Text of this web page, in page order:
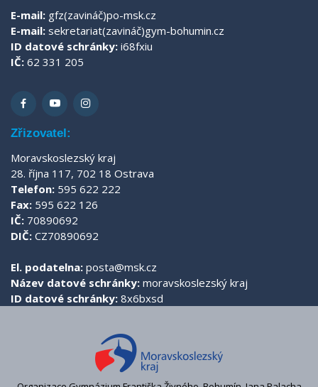
E-mail: gfz(zavináč)po-msk.cz
E-mail: sekretariat(zavináč)gym-bohumin.cz
ID datové schránky: i68fxiu
IČ: 62 331 205
Zřizovatel:
Moravskoslezský kraj
28. října 117, 702 18 Ostrava
Telefon: 595 622 222
Fax: 595 622 126
IČ: 70890692
DIČ: CZ70890692
El. podatelna: posta@msk.cz
Název datové schránky: moravskoslezský kraj
ID datové schránky: 8x6bxsd